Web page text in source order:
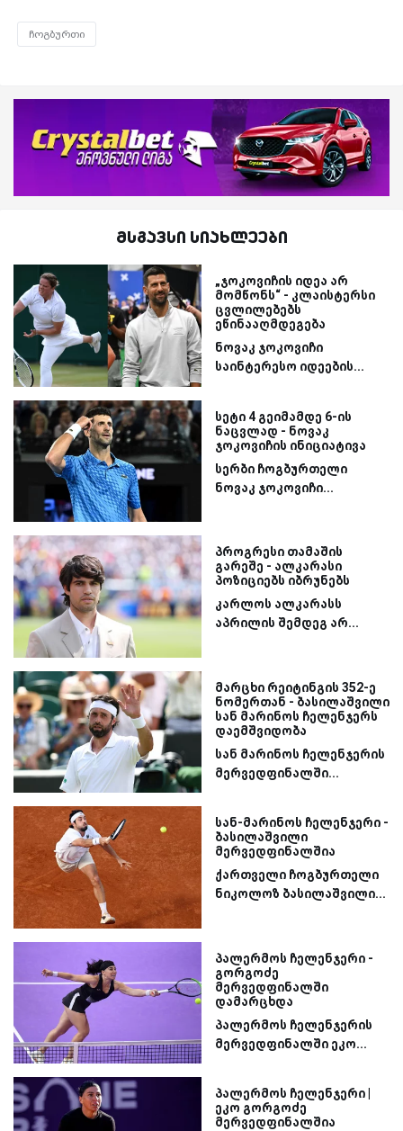
ჩოგბურთი
მსგავსი სიახლეები
„ჯოკოვიჩის იდეა არ
მომწონს“ - კლაისტერსი
ცვლილებებს
ეწინააღმდეგება
ნოვაკ ჯოკოვიჩი
საინტერესო იდეების...
სეტი 4 გეიმამდე 6-ის
ნაცვლად - ნოვაკ
ჯოკოვიჩის ინიციატივა
სერბი ჩოგბურთელი
ნოვაკ ჯოკოვიჩი...
პროგრესი თამაშის
გარეშე - ალკარასი
პოზიციებს იბრუნებს
კარლოს ალკარასს
აპრილის შემდეგ არ...
მარცხი რეიტინგის 352-ე
ნომერთან - ბასილაშვილი
სან მარინოს ჩელენჯერს
დაემშვიდობა
სან მარინოს ჩელენჯერის
მერვედფინალში...
სან-მარინოს ჩელენჯერი -
ბასილაშვილი
მერვედფინალშია
ქართველი ჩოგბურთელი
ნიკოლოზ ბასილაშვილი...
პალერმოს ჩელენჯერი -
გორგოძე
მერვედფინალში
დამარცხდა
პალერმოს ჩელენჯერის
მერვედფინალში ეკო...
პალერმოს ჩელენჯერი |
ეკო გორგოძე
მერვედფინალშია